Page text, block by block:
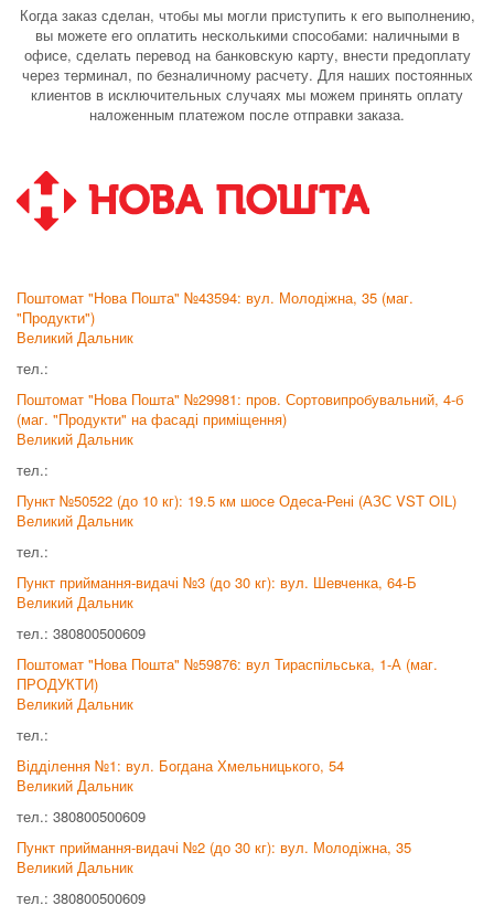
Когда заказ сделан, чтобы мы могли приступить к его выполнению,
вы можете его оплатить несколькими способами: наличными в
офисе, сделать перевод на банковскую карту, внести предоплату
через терминал, по безналичному расчету. Для наших постоянных
клиентов в исключительных случаях мы можем принять оплату
наложенным платежом после отправки заказа.
Поштомат "Нова Пошта" №43594: вул. Молодіжна, 35 (маг.
"Продукти")
Великий Дальник
тел.:
Поштомат "Нова Пошта" №29981: пров. Сортовипробувальний, 4-б
(маг. "Продукти" на фасаді приміщення)
Великий Дальник
тел.:
Пункт №50522 (до 10 кг): 19.5 км шосе Одеса-Рені (АЗС VST OIL)
Великий Дальник
тел.:
Пункт приймання-видачі №3 (до 30 кг): вул. Шевченка, 64-Б
Великий Дальник
тел.: 380800500609
Поштомат "Нова Пошта" №59876: вул Тираспільська, 1-А (маг.
ПРОДУКТИ)
Великий Дальник
тел.:
Відділення №1: вул. Богдана Хмельницького, 54
Великий Дальник
тел.: 380800500609
Пункт приймання-видачі №2 (до 30 кг): вул. Молодіжна, 35
Великий Дальник
тел.: 380800500609